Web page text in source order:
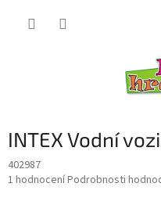
INTEX Vodní
402987
Průměrné
1 hodnoceníPodrobnosti